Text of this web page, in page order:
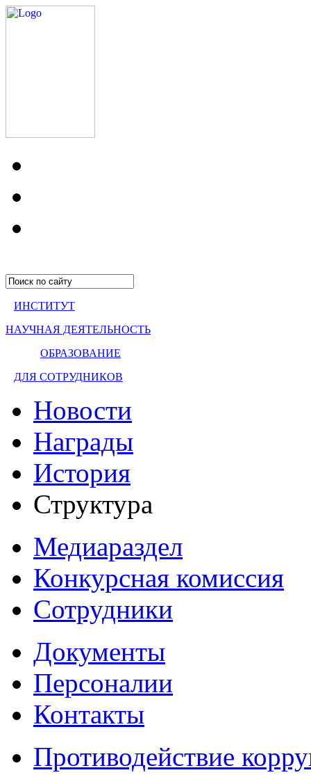
ИНСТИТУТ
НАУЧНАЯ ДЕЯТЕЛЬНОСТЬ
ОБРАЗОВАНИЕ
ДЛЯ СОТРУДНИКОВ
Новости
Награды
История
Структура
Медиараздел
Конкурсная комиссия
Сотрудники
Документы
Персоналии
Контакты
Противодействие